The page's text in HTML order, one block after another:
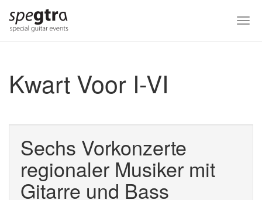
main
Kwart Voor I-VI
Sechs Vorkonzerte
regionaler Musiker mit
Gitarre und Bass